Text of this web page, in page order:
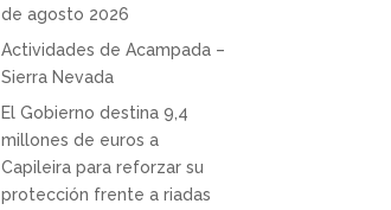
de agosto 2026
Actividades de Acampada –
Sierra Nevada
El Gobierno destina 9,4
millones de euros a
Capileira para reforzar su
protección frente a riadas